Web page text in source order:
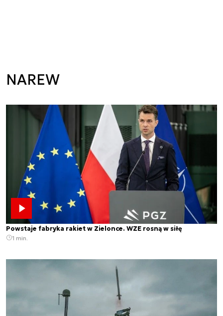
NAREW
Powstaje fabryka rakiet w Zielonce. WZE rosną w siłę
1 min.